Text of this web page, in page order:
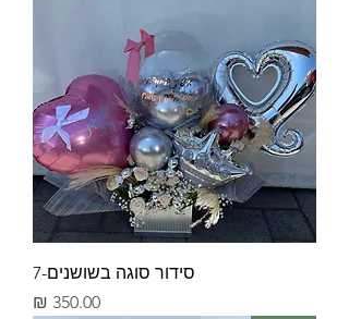
סידור סוגה בשושנים-7
מחיר